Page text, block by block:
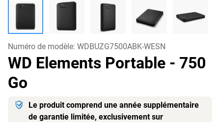
Numéro de modèle: WDBUZG7500ABK-WESN
WD Elements Portable - 750
Go
Le produit comprend une année supplémentaire
de garantie limitée, exclusivement sur